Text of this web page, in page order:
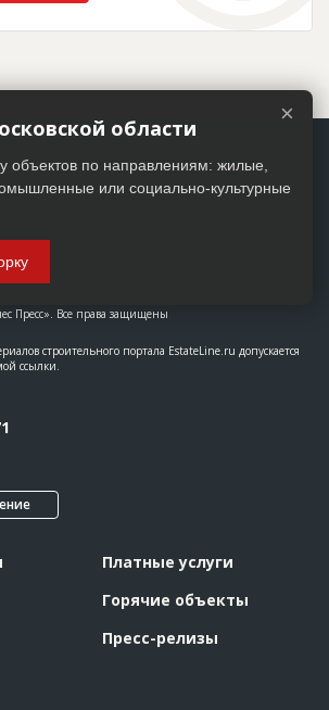
Пресс». Все права защищены
строительного портала EstateLine.ru допускается
ссылки.
Платные услуги
Горячие объекты
Пресс-релизы
×
области
объектов по направлениям: жилые,
или социально-культурные